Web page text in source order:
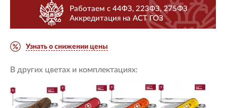
Работаем с 44ФЗ, 223ФЗ, 275ФЗ
Аккредитация на АСТ ГОЗ
Узнать о снижении цены
В других цветах и комплектациях: